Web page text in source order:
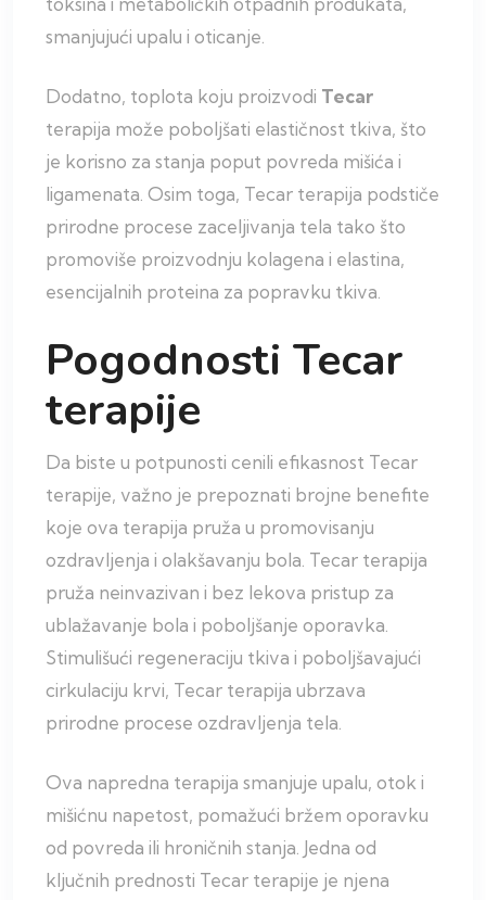
smanjujući upalu i oticanje.
Dodatno, toplota koju proizvodi Tecar
terapija može poboljšati elastičnost tkiva, što
je korisno za stanja poput povreda mišića i
ligamenata. Osim toga, Tecar terapija podstiče
prirodne procese zaceljivanja tela tako što
promoviše proizvodnju kolagena i elastina,
esencijalnih proteina za popravku tkiva.
Pogodnosti Tecar
terapije
Da biste u potpunosti cenili efikasnost Tecar
terapije, važno je prepoznati brojne benefite
koje ova terapija pruža u promovisanju
ozdravljenja i olakšavanju bola. Tecar terapija
pruža neinvazivan i bez lekova pristup za
ublažavanje bola i poboljšanje oporavka.
Stimulišući regeneraciju tkiva i poboljšavajući
cirkulaciju krvi, Tecar terapija ubrzava
prirodne procese ozdravljenja tela.
Ova napredna terapija smanjuje upalu, otok i
mišićnu napetost, pomažući bržem oporavku
od povreda ili hroničnih stanja. Jedna od
ključnih prednosti Tecar terapije je njena